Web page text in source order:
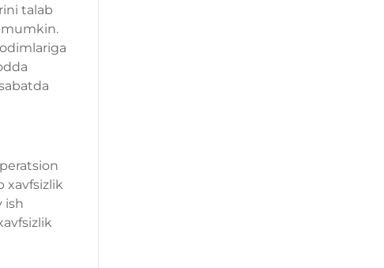
talab
mumkin.
xavfsizlik
ish